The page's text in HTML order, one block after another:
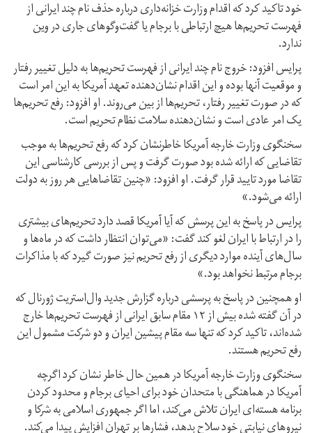
خود تاکید کرد که اقدام وزارت خزانه‌داری درباره حذف نام چند ایرانی از
فهرست تحریم‌ها هیچ ارتباطی با برجام یا گفت‌وگوهای جاری در وین
ندارد.
پرایس افزود: خروج نام چند ایرانی از فهرست تحریم‌ها به دلیل تغییر رفتار
و موقعیت آنها بوده و این اقدام نشان‌دهنده تعهد آمریکا به این امر است
که در صورت تغییر رفتار، تحریم‌ها از بین می‌روند. او افزود: رفع تحریم‌ها
یک امر عادی است و نشان‌دهنده سلامت نظام تحریم است.
سخنگوی وزارت خارجه آمریکا خاطرنشان کرد که رفع تحریم‌ها به موجب
تقاضایی که ارائه شده بود صورت گرفت و پس از بررسی کارشناسی این
تقاضا مورد تایید قرار گرفت. او افزود: «چنین تقاضاهایی هر روز به دولت
ارائه می‌شود.»
پرایس در پاسخ به این پرسش که آیا آمریکا قصد دارد تحریم‌های بیشتری
را در ارتباط با ایران لغو کند گفت: «می‌توان انتظار داشت که در ماه‌ها و
سال‌های آینده موارد دیگری از رفع تحریم نیز صورت گیرد که با مذاکرات
برجام مرتبط نخواهد بود.»
او همچنین در پاسخ به پرسشی درباره گزارش جدید وال‌استریت ژورنال که
در آن گفته شده بیش از ۱۲ مقام سابق ایرانی از فهرست تحریم‌ها خارج
شده‌اند، تاکید کرد که تنها سه مقام پیشین ایران و دو شرکت مشمول این
رفع تحریم هستند.
سخنگوی وزارت خارجه آمریکا در همین حال خاطر نشان کرد اگرچه
آمریکا در هماهنگی با متحدان خود برای احیای برجام و محدود کردن
برنامه هسته‌ای ایران تلاش می‌کند، اما اگر جمهوری اسلامی به شرکا و